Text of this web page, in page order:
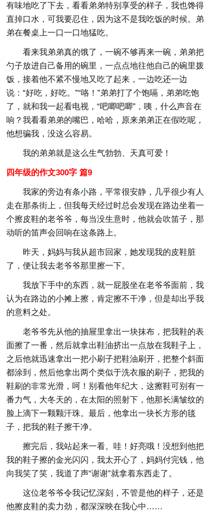
有味地吃了下去，看看弟弟特别享受的样子，我也馋得
直掉口水，可我要忍住，因为这不是我吃饭的时候。弟
弟在餐桌上一口一口地猛吃。
看来我弟弟真的饿了，一碗不够再来一碗，弟弟把
勺子放进自己备用的碗里，一点点地往他自己的碗里拨
饭，接着他不紧不慢地又吃了起来，一边吃还一边
说：“好吃，好吃。”“咯！”弟弟打了个饱嗝，弟弟吃饱
了，就和我一起看电视，“吧唧吧唧”，咦，什么声音在
响？我看看弟弟的嘴巴，哈哈，原来弟弟正在假吃呢，
他想骗我，没这么容易。
我的弟弟就是这么生气勃勃、天真可爱！
四年级的作文300字 篇9
我家的旁边有条小路，平常很安静，几乎很少有人
走在那条街上，但我每天经过时总会发现在路边坐着一
个擦皮鞋的老爷爷，每当没生意时，他就会吹笛子，那
动听的笛声会回响在这条路上。
昨天，妈妈与我从超市回家，她发现我的皮鞋脏
了，便让我去老爷爷那里擦一下。
我放下手中的东西，就一屁股坐在老爷爷面前，我
认为在路边的小摊上擦，肯定擦不干净，但是却出乎我
的意料之处。
老爷爷先从他的抽屉里拿出一块抹布，把我鞋的表
面擦了一番，然后就拿出鞋油挤出一点放在我鞋子上，
之后他就迅速拿出一把小刷子把鞋油刷开，把整个斜面
都涂到，然后他拿出两个类似于洗衣服的刷子，把我的
鞋刷的非常光滑，呵！别看他年纪大，这擦鞋可别有一
番力气，大冬天的，在太阳的照射下，他那长满皱纹的
脸上滴下一颗颗汗珠。最后，他拿出一块长方形的毯
子，把我的鞋子擦干净。
擦完后，我站起来一看。哇！好亮哦！没想到他把
我的鞋子擦的金光闪闪，我太开心了，妈妈付完钱，他
向我笑了笑，我道了声“谢谢”就拿着东西走了。
这位老爷爷令我记忆深刻，不管是他的样子，还是
他擦皮鞋的卖力劲，都深深映在我心中……